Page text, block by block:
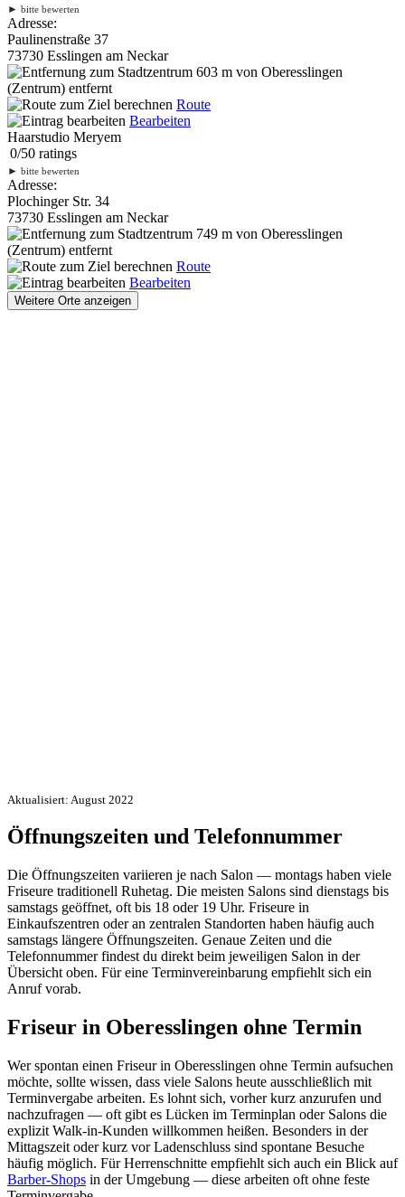
► bitte bewerten
Adresse:
Paulinenstraße 37
73730 Esslingen am Neckar
603 m von Oberesslingen
(Zentrum) entfernt
Route
Bearbeiten
Haarstudio Meryem
0/50 ratings
► bitte bewerten
Adresse:
Plochinger Str. 34
73730 Esslingen am Neckar
749 m von Oberesslingen
(Zentrum) entfernt
Route
Bearbeiten
Weitere Orte anzeigen
Aktualisiert: August 2022
Öffnungszeiten und Telefonnummer
Die Öffnungszeiten variieren je nach Salon — montags haben viele
Friseure traditionell Ruhetag. Die meisten Salons sind dienstags bis
samstags geöffnet, oft bis 18 oder 19 Uhr. Friseure in
Einkaufszentren oder an zentralen Standorten haben häufig auch
samstags längere Öffnungszeiten. Genaue Zeiten und die
Telefonnummer findest du direkt beim jeweiligen Salon in der
Übersicht oben. Für eine Terminvereinbarung empfiehlt sich ein
Anruf vorab.
Friseur in Oberesslingen ohne Termin
Wer spontan einen Friseur in Oberesslingen ohne Termin aufsuchen
möchte, sollte wissen, dass viele Salons heute ausschließlich mit
Terminvergabe arbeiten. Es lohnt sich, vorher kurz anzurufen und
nachzufragen — oft gibt es Lücken im Terminplan oder Salons die
explizit Walk-in-Kunden willkommen heißen. Besonders in der
Mittagszeit oder kurz vor Ladenschluss sind spontane Besuche
häufig möglich. Für Herrenschnitte empfiehlt sich auch ein Blick auf
Barber-Shops in der Umgebung — diese arbeiten oft ohne feste